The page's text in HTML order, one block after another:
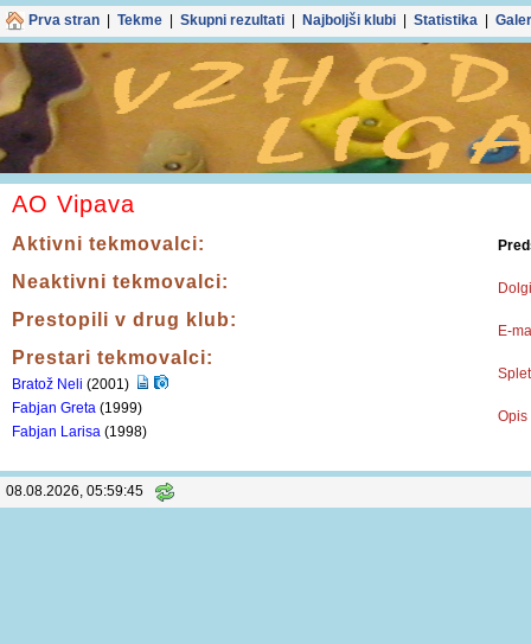
Prva stran Tekme Skupni rezultati Najboljši klubi Statistika
AO Vipava
Aktivni tekmovalci:
Neaktivni tekmovalci:
Prestopili v drug klub:
Prestari tekmovalci:
Bratož Neli (2001)
Fabjan Greta (1999)
Fabjan Larisa (1998)
E-
Opis
08.08.2026, 05:59:46